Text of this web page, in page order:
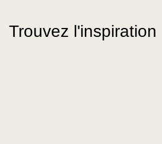
Trouvez l'inspiration